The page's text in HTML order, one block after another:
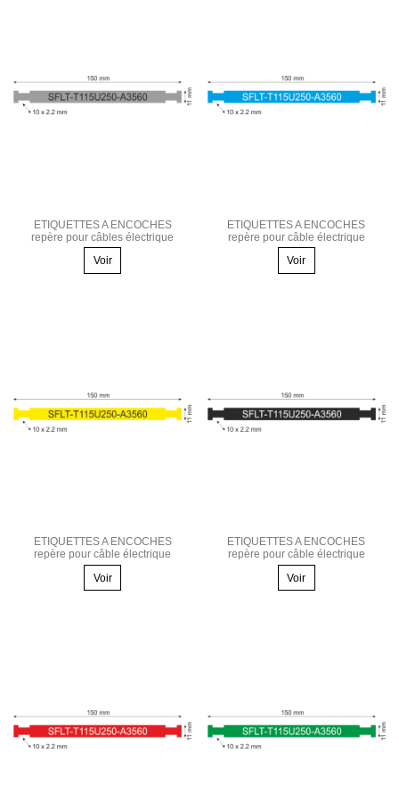
ETIQUETTES A ENCOCHES
repère pour câbles électrique
Voir
ETIQUETTES A ENCOCHES
repère pour câble électrique
Voir
ETIQUETTES A ENCOCHES
repère pour câble électrique
Voir
ETIQUETTES A ENCOCHES
repère pour câble électrique
Voir